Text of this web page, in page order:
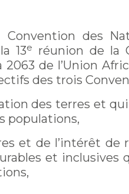
des
13e
réunion de la
de l’Union
des trois
des terres et
populations,
et de l’intérêt
et